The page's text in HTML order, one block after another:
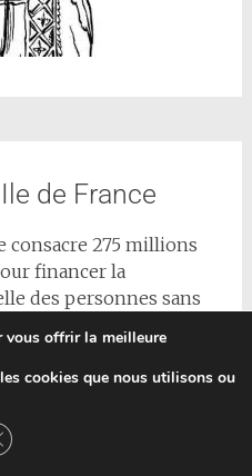
de France
consacre 275 millions
financer la
des personnes sans
pour réussir son
donne de nombreux
parcours vers
vous offrir la meilleure
cookies que nous utilisons ou
la bannière des cookies